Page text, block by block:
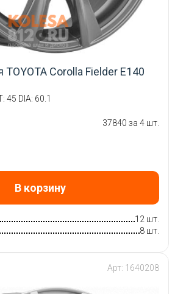
Corolla Fielder E140
45 DIA: 60.1
37840 за 4 шт.
В корзину
12 шт.
8 шт.
Арт: 1640208